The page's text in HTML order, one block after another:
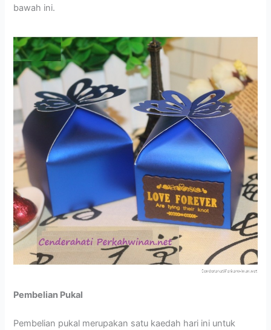
bawah ini.
Pembelian Pukal
Pembelian pukal merupakan satu kaedah hari ini untuk